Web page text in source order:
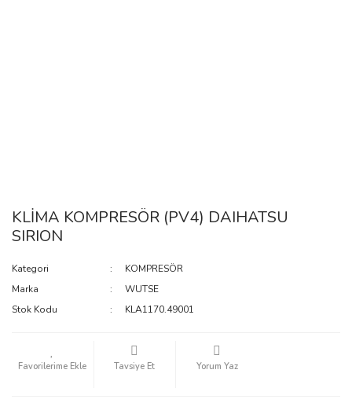
KLİMA KOMPRESÖR (PV4) DAIHATSU
SIRION
Kategori
KOMPRESÖR
Marka
WUTSE
Stok Kodu
KLA1170.49001
Tavsiye Et Yorum Yaz